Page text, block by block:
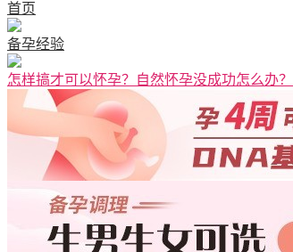
首页
备孕经验
怎样搞才可以怀孕？自然怀孕没成功怎么办？